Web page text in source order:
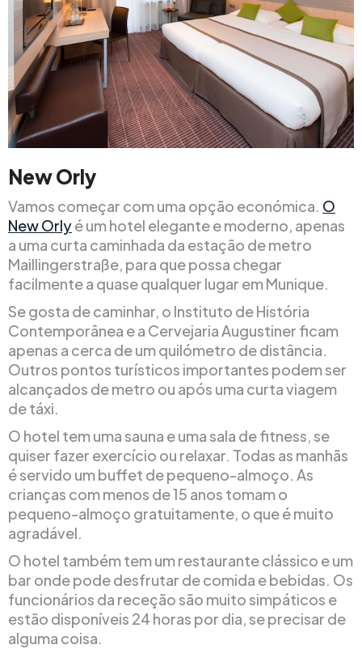
New Orly
Vamos começar com uma opção económica. O
New Orlyé um hotel elegante e moderno, apenas
a uma curta caminhada da estação de metro
Maillingerstraße, para que possa chegar
facilmente a quase qualquer lugar em Munique.
Se gosta de caminhar, o Instituto de História
Contemporânea e a Cervejaria Augustiner ficam
apenas a cerca de um quilómetro de distância.
Outros pontos turísticos importantes podem ser
alcançados de metro ou após uma curta viagem
de táxi.
O hotel tem uma sauna e uma sala de fitness, se
quiser fazer exercício ou relaxar. Todas as manhãs
é servido um buffet de pequeno-almoço. As
crianças com menos de 15 anos tomam o
pequeno-almoço gratuitamente, o que é muito
agradável.
O hotel também tem um restaurante clássico e um
bar onde pode desfrutar de comida e bebidas. Os
funcionários da receção são muito simpáticos e
estão disponíveis 24 horas por dia, se precisar de
alguma coisa.